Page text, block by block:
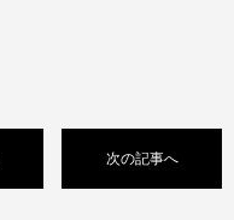
次の記事へ